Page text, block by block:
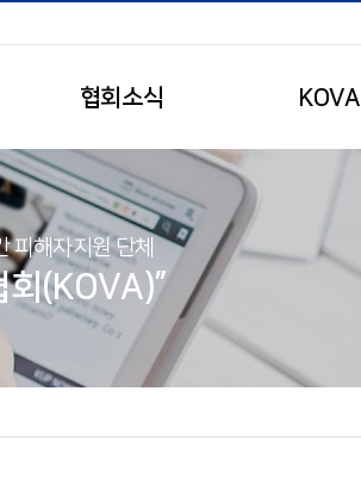
협회소식 KOVA
피해자지원 단체
(KOVA)”